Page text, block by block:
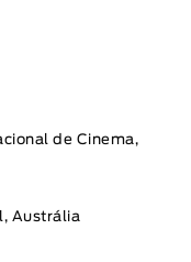
de Cinema,
Austrália